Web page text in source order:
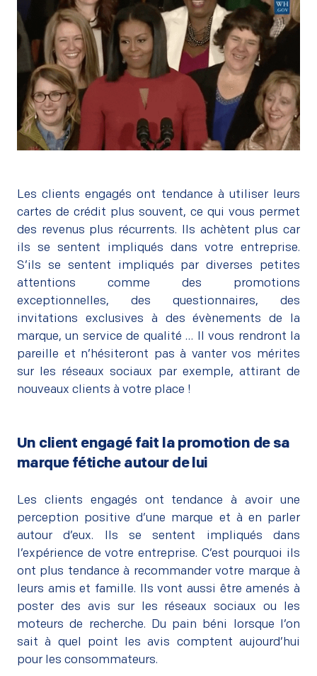
Les clients engagés ont tendance à utiliser leurs
cartes de crédit plus souvent, ce qui vous permet
des revenus plus récurrents. Ils achètent plus car
ils se sentent impliqués dans votre entreprise.
S’ils se sentent impliqués par diverses petites
attentions comme des promotions
exceptionnelles, des questionnaires, des
invitations exclusives à des évènements de la
marque, un service de qualité … Il vous rendront la
pareille et n’hésiteront pas à vanter vos mérites
sur les réseaux sociaux par exemple, attirant de
nouveaux clients à votre place !
Un client engagé fait la promotion de sa
marque fétiche autour de lui
Les clients engagés ont tendance à avoir une
perception positive d’une marque et à en parler
autour d’eux. Ils se sentent impliqués dans
l’expérience de votre entreprise. C’est pourquoi ils
ont plus tendance à recommander votre marque à
leurs amis et famille. Ils vont aussi être amenés à
poster des avis sur les réseaux sociaux ou les
moteurs de recherche. Du pain béni lorsque l’on
sait à quel point les avis comptent aujourd’hui
pour les consommateurs.